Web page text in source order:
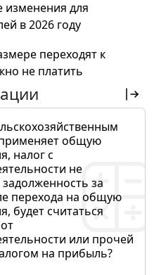
для
в 2026 году
переходят к
не платить
общую
налог с
не
за
перехода на общую
будет считаться
или прочей
на прибыль?